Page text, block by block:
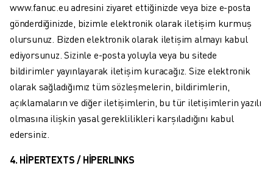
ROBOSHOT SÜRDÜRÜLEBİLİRLİK
ROBOSHOT ROBOT PAKETI
ROBOSHOT ÖNLEYICI BAKIM
ROBOSHOT TOPLAM SAHIP OLMA MALIYETI
TEL EROZYON MAKINELERI
ROBOCUT TEL EROZYON MAKINELERI
ROBOCUT DONANIM
ROBOCUT YAZILIMI
ROBOCUT ÖNLEYICI BAKIM
ROBOCUT SÜRDÜRÜLEBILIRLIK
www.fanuc.eu adresini ziyaret ettiğinizde veya bize e-posta
gönderdiğinizde, bizimle elektronik olarak iletişim kurmuş
olursunuz. Bizden elektronik olarak iletişim almayı kabul
ediyorsunuz. Sizinle e-posta yoluyla veya bu sitede
bildirimler yayınlayarak iletişim kuracağız. Size elektronik
olarak sağladığımız tüm sözleşmelerin, bildirimlerin,
açıklamaların ve diğer iletişimlerin, bu tür iletişimlerin yazılı
olmasına ilişkin yasal gereklilikleri karşıladığını kabul
edersiniz.
4. HİPERTEXTS / HİPERLINKS